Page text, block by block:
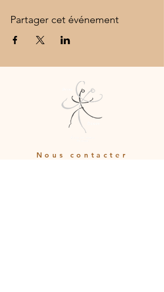
Partager cet événement
Nous contacter